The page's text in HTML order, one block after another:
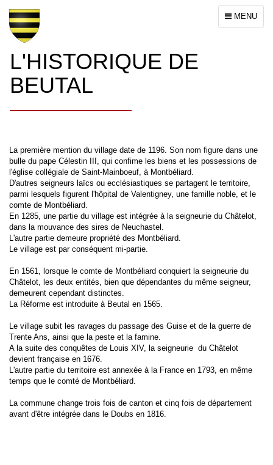
Toggle
navigation
MENU
L'HISTORIQUE DE
BEUTAL
La première mention du village date de 1196. Son nom figure dans une
bulle du pape Célestin III, qui confime les biens et les possessions de
l'église collégiale de Saint-Mainboeuf, à Montbéliard.
D'autres seigneurs laïcs ou ecclésiastiques se partagent le territoire,
parmi lesquels figurent l'hôpital de Valentigney, une famille noble, et le
comte de Montbéliard.
En 1285, une partie du village est intégrée à la seigneurie du Châtelot,
dans la mouvance des sires de Neuchastel.
L'autre partie demeure propriété des Montbéliard.
Le village est par conséquent mi-partie.
En 1561, lorsque le comte de Montbéliard conquiert la seigneurie du
Châtelot, les deux entités, bien que dépendantes du même seigneur,
demeurent cependant distinctes.
La Réforme est introduite à Beutal en 1565.
Le village subit les ravages du passage des Guise et de la guerre de
Trente Ans, ainsi que la peste et la famine.
A la suite des conquêtes de Louis XIV, la seigneurie du Châtelot
devient française en 1676.
L'autre partie du territoire est annexée à la France en 1793, en même
temps que le comté de Montbéliard.
La commune change trois fois de canton et cinq fois de département
avant d'être intégrée dans le Doubs en 1816.